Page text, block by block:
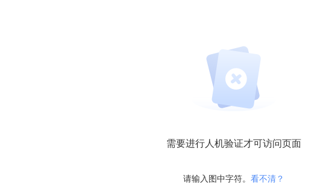
需要进行人机验证才可访问页面
请输入图中字符。 看不清？